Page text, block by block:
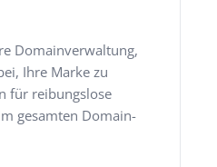
Domainverwaltung,
Ihre Marke zu
für reibungslose
gesamten Domain-